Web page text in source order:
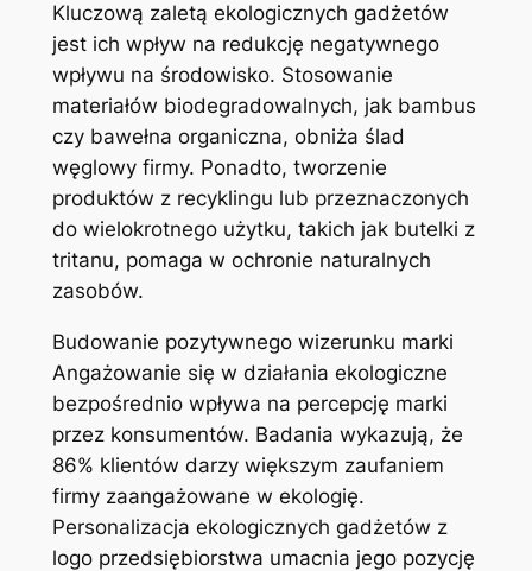
Kluczową zaletą ekologicznych gadżetów
jest ich wpływ na redukcję negatywnego
wpływu na środowisko. Stosowanie
materiałów biodegradowalnych, jak bambus
czy bawełna organiczna, obniża ślad
węglowy firmy. Ponadto, tworzenie
produktów z recyklingu lub przeznaczonych
do wielokrotnego użytku, takich jak butelki z
tritanu, pomaga w ochronie naturalnych
zasobów.
Budowanie pozytywnego wizerunku marki
Angażowanie się w działania ekologiczne
bezpośrednio wpływa na percepcję marki
przez konsumentów. Badania wykazują, że
86% klientów darzy większym zaufaniem
firmy zaangażowane w ekologię.
Personalizacja ekologicznych gadżetów z
logo przedsiębiorstwa umacnia jego pozycję